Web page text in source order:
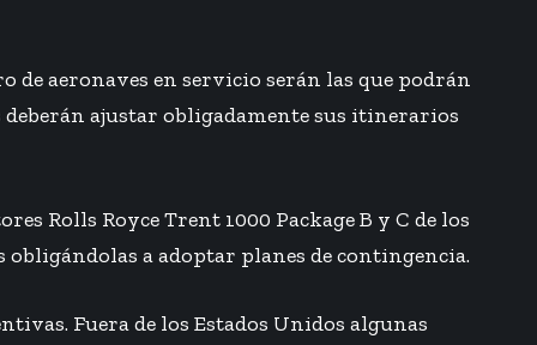
de aeronaves en servicio serán las que podrán
ajustar obligadamente sus itinerarios
Rolls Royce Trent 1000 Package B y C de los
obligándolas a adoptar planes de contingencia.
Fuera de los Estados Unidos algunas